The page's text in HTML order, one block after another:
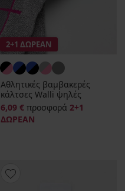
2+1 ΔΩΡΕΑΝ
Αθλητικές βαμβακερές
κάλτσες Walli ψηλές
6,09 € προσφορά 2+1
ΔΩΡΕΑΝ